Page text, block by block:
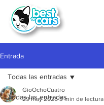
Entrada
Todas las entradas
Todas las entradas
GioOchoCuatro
29 may 2025 3 min de lectura